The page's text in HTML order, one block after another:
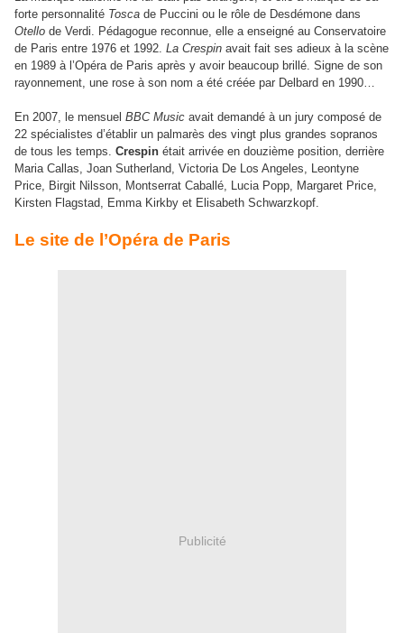
forte personnalité Tosca de Puccini ou le rôle de Desdémone dans
Otello de Verdi. Pédagogue reconnue, elle a enseigné au Conservatoire
de Paris entre 1976 et 1992. La Crespin avait fait ses adieux à la scène
en 1989 à l’Opéra de Paris après y avoir beaucoup brillé. Signe de son
rayonnement, une rose à son nom a été créée par Delbard en 1990…
En 2007, le mensuel BBC Music avait demandé à un jury composé de
22 spécialistes d’établir un palmarès des vingt plus grandes sopranos
de tous les temps. Crespin était arrivée en douzième position, derrière
Maria Callas, Joan Sutherland, Victoria De Los Angeles, Leontyne
Price, Birgit Nilsson, Montserrat Caballé, Lucia Popp, Margaret Price,
Kirsten Flagstad, Emma Kirkby et Elisabeth Schwarzkopf.
Le site de l’Opéra de Paris
Publicité